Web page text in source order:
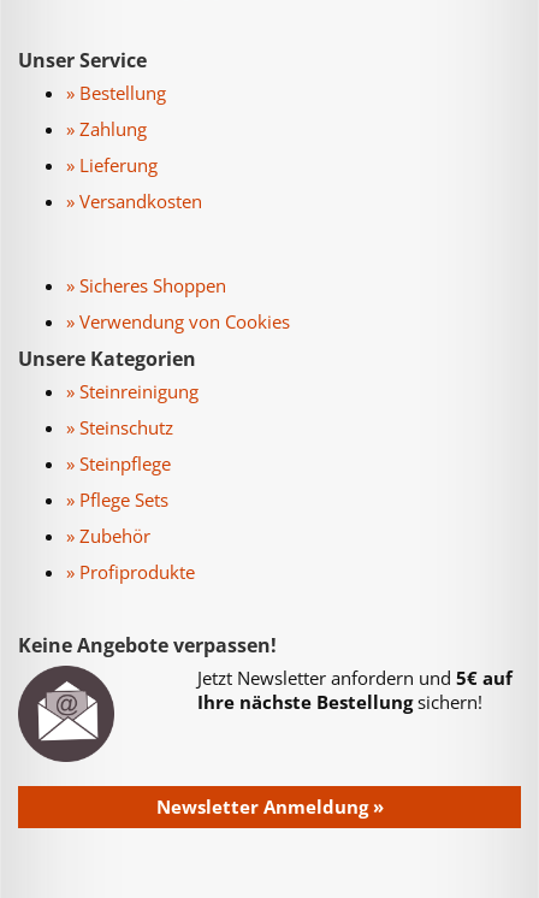
Unser Service
» Bestellung
» Zahlung
» Lieferung
» Versandkosten
» Sicheres Shoppen
» Verwendung von Cookies
Unsere Kategorien
» Steinreinigung
» Steinschutz
» Steinpflege
» Pflege Sets
» Zubehör
» Profiprodukte
Keine Angebote verpassen!
Jetzt Newsletter anfordern und5€ auf
Ihre nächste Bestellungsichern!
Newsletter Anmeldung »